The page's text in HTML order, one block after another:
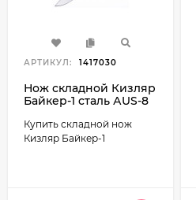
АРТИКУЛ: 1417030
Нож складной Кизляр
Байкер-1 cталь АUS-8
Купить складной нож
Кизляр Байкер-1